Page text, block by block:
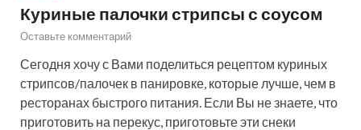
Куриные палочки стрипсы с соусом
Оставьте комментарий
Сегодня хочу с Вами поделиться рецептом куриных
стрипсов/палочек в панировке, которые лучше, чем в
ресторанах быстрого питания. Если Вы не знаете, что
приготовить на перекус, приготовьте эти снеки